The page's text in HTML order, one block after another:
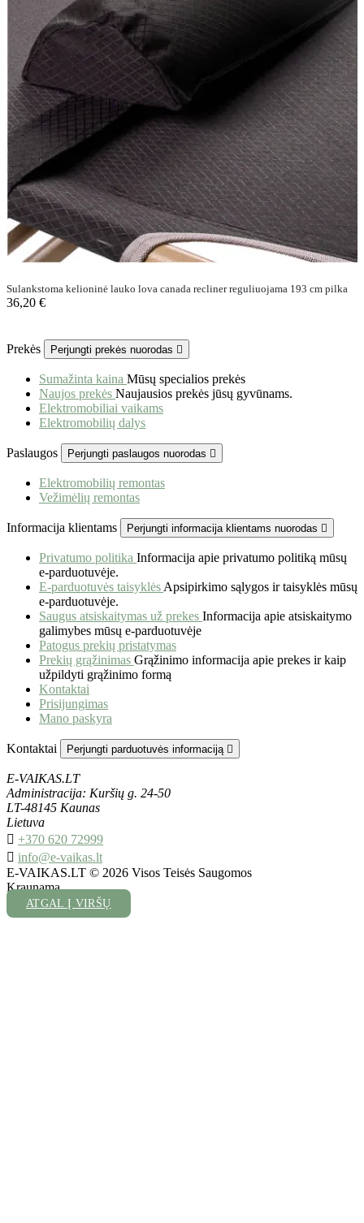
Sulankstoma kelioninė lauko lova canada recliner reguliuojama 193 cm pilka
36,20 €
Prekės Perjungti prekės nuorodas 
Sumažinta kainaMūsų specialios prekės
Naujos prekėsNaujausios prekės jūsų gyvūnams.
Elektromobiliai vaikams
Elektromobilių dalys
Paslaugos Perjungti paslaugos nuorodas 
Elektromobilių remontas
Vežimėlių remontas
Informacija klientams Perjungti informacija klientams nuorodas 
Privatumo politikaInformacija apie privatumo politiką mūsų
e-parduotuvėje.
E-parduotuvės taisyklėsApsipirkimo sąlygos ir taisyklės mūsų
e-parduotuvėje.
Saugus atsiskaitymas už prekesInformacija apie atsiskaitymo
galimybes mūsų e-parduotuvėje
Patogus prekių pristatymas
Prekių grąžinimasGrąžinimo informacija apie prekes ir kaip
užpildyti grąžinimo formą
Kontaktai
Prisijungimas
Mano paskyra
Kontaktai Perjungti parduotuvės informaciją 
E-VAIKAS.LT
Administracija: Kuršių g. 24-50
LT-48145 Kaunas
Lietuva
 +370 620 72999
 info@e-vaikas.lt
E-VAIKAS.LT © 2026 Visos Teisės Saugomos
Kraunama...
ATGAL Į VIRŠŲ